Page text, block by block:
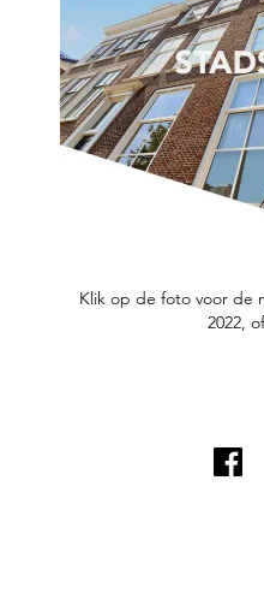
Klik op de foto voor de
2022,